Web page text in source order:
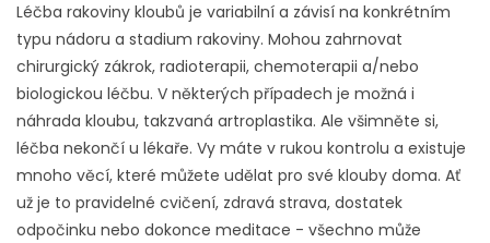
Léčba rakoviny kloubů je variabilní a závisí na konkrétním
typu nádoru a stadium rakoviny. Mohou zahrnovat
chirurgický zákrok, radioterapii, chemoterapii a/nebo
biologickou léčbu. V některých případech je možná i
náhrada kloubu, takzvaná artroplastika. Ale všimněte si,
léčba nekončí u lékaře. Vy máte v rukou kontrolu a existuje
mnoho věcí, které můžete udělat pro své klouby doma. Ať
už je to pravidelné cvičení, zdravá strava, dostatek
odpočinku nebo dokonce meditace - všechno může